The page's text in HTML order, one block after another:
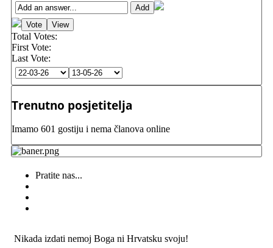
Total Votes:
First Vote:
Last Vote:
Trenutno posjetitelja
Imamo 601 gostiju i nema članova online
Pratite nas...
Nikada izdati nemoj Boga ni Hrvatsku svoju!